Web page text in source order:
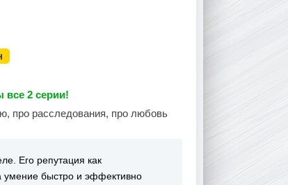
все 2 серии!
про расследования, про любовь
Его репутация как
умение быстро и эффективно